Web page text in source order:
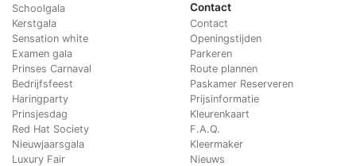
Schoolgala
Kerstgala
Sensation white
Examen gala
Prinses Carnaval
Bedrijfsfeest
Haringparty
Prinsjesdag
Red Hat Society
Nieuwjaarsgala
Luxury Fair
Contact
Contact
Openingstijden
Parkeren
Route plannen
Paskamer Reserveren
Prijsinformatie
Kleurenkaart
F.A.Q.
Kleermaker
Nieuws